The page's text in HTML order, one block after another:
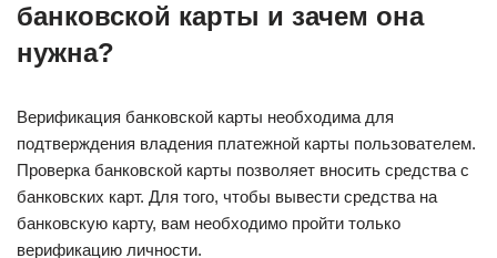
банковской карты и зачем она
нужна?
Верификация банковской карты необходима для
подтверждения владения платежной карты пользователем.
Проверка банковской карты позволяет вносить средства с
банковских карт. Для того, чтобы вывести средства на
банковскую карту, вам необходимо пройти только
верификацию личности.